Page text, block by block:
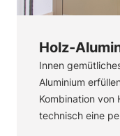
Holz-
Innen
Aluminium
Kombination von
technisch eine